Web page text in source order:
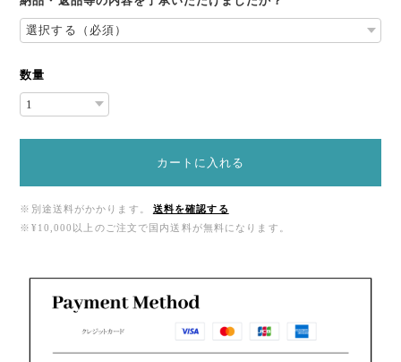
数量
カートに入れる
※別途送料がかかります。
送料を確認する
※¥10,000以上のご注文で国内送料が無料になります。